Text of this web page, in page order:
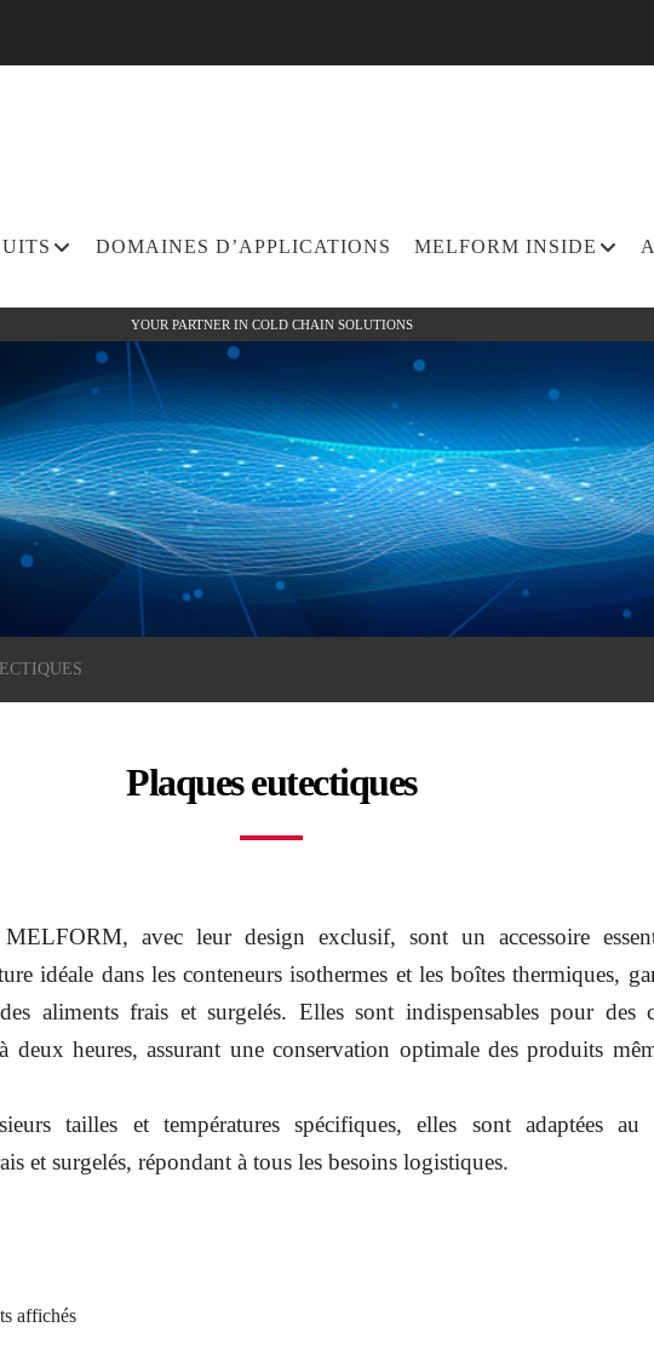
DOMAINES D’APPLICATIONS MELFORM INSIDE
YOUR PARTNER IN COLD CHAIN SOLUTIONS
Plaques eutectiques
MELFORM, avec leur design exclusif, sont un accessoire
idéale dans les conteneurs isothermes et les boîtes thermiques,
aliments frais et surgelés. Elles sont indispensables pour des
deux heures, assurant une conservation optimale des produits
tailles et températures spécifiques, elles sont adaptées au
et surgelés, répondant à tous les besoins logistiques.
affichés